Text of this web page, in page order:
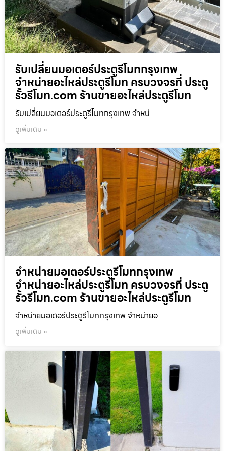
รับเปลี่ยนมอเตอร์ประตูรีโมทกรุงเทพ
จำหน่ายอะไหล่ประตูรีโมท ครบวงจรที่ ประตู
รั้วรีโมท.com ร้านขายอะไหล่ประตูรีโมท
รับเปลี่ยนมอเตอร์ประตูรีโมทกรุงเทพ จำหน่
ดูเพิ่มเติม »
จำหน่ายมอเตอร์ประตูรีโมทกรุงเทพ
จำหน่ายอะไหล่ประตูรีโมท ครบวงจรที่ ประตู
รั้วรีโมท.com ร้านขายอะไหล่ประตูรีโมท
จำหน่ายมอเตอร์ประตูรีโมทกรุงเทพ จำหน่ายอ
ดูเพิ่มเติม »